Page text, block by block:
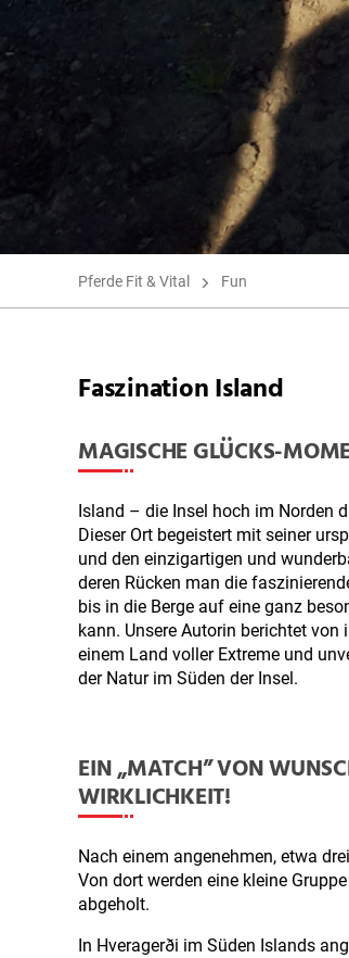
Pferde Fit & Vital Fun
Faszination Island
MAGISCHE GLÜCKS-
Island – die Insel hoch im Norden
Dieser Ort begeistert mit seiner
und den einzigartigen und
deren Rücken man die
bis in die Berge auf eine ganz
kann. Unsere Autorin berichtet von
einem Land voller Extreme und
der Natur im Süden der Insel.
EIN „MATCH” VON
WIRKLICHKEIT!
Nach einem angenehmen, etwa
Von dort werden eine kleine
abgeholt.
In Hveragerði im Süden Islands